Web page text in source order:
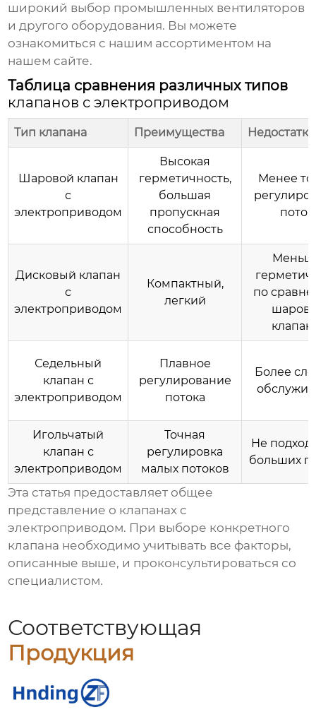
широкий выбор промышленных вентиляторов
и другого оборудования. Вы можете
ознакомиться с нашим ассортиментом на
нашем сайте.
Таблица сравнения различных типов
клапанов с электроприводом
Тип клапана Преимущества Недостатки
Шаровой клапан
с
электроприводом
Высокая
герметичность,
большая
пропускная
способность
Менее
Дисковый клапан
с
электроприводом
Компактный,
легкий
по
Седельный
клапан с
электроприводом
Плавное
регулирование
потока
Более
Игольчатый
клапан с
электроприводом
Точная
регулировка
малых потоков
Не
больших
Эта статья предоставляет общее
представление о клапанах с
электроприводом. При выборе конкретного
клапана необходимо учитывать все факторы,
описанные выше, и проконсультироваться со
специалистом.
Соответствующая
Продукция